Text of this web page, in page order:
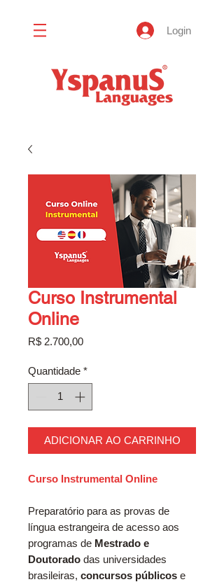
Login
Curso Instrumental
Online
R$ 2.700,00Preço
Quantidade *
ADICIONAR AO CARRINHO
Curso Instrumental Online
Preparatório para as provas de
língua estrangeira de acesso aos
programas de Mestrado e
Doutorado das universidades
brasileiras, concursos públicos e